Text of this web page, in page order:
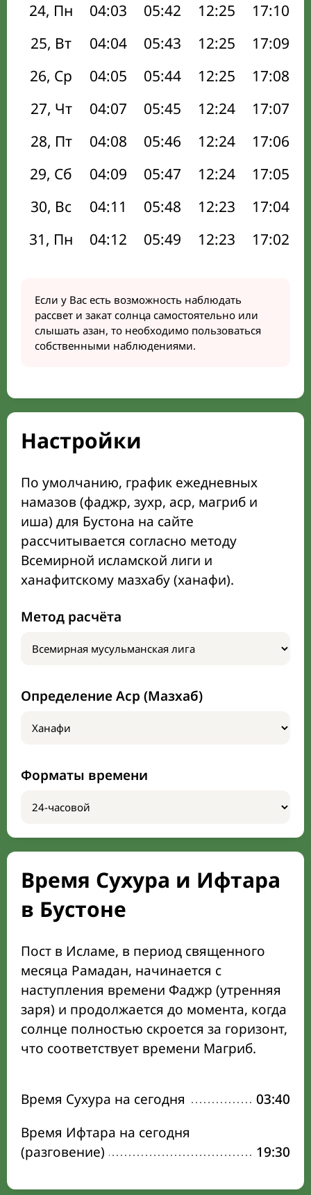
24, Пн
04:03 05:42 12:25 17:10
25, Вт
04:04 05:43 12:25 17:09
26, Ср
04:05 05:44 12:25 17:08
27, Чт
04:07 05:45 12:24 17:07
28, Пт
04:08 05:46 12:24 17:06
29, Сб
04:09 05:47 12:24 17:05
30, Вс
04:11 05:48 12:23 17:04
31, Пн
04:12 05:49 12:23 17:02
Если у Вас есть возможность наблюдать
рассвет и закат солнца самостоятельно или
слышать азан, то необходимо пользоваться
собственными наблюдениями.
Настройки
По умолчанию, график ежедневных
намазов (фаджр, зухр, аср, магриб и
иша) для Бустона на сайте
рассчитывается согласно методу
Всемирной исламской лиги и
ханафитскому мазхабу (ханафи).
Метод расчёта
Определение Аср (Мазхаб)
Форматы времени
Время Сухура и Ифтара
в Бустоне
Пост в Исламе, в период священного
месяца Рамадан, начинается с
наступления времени Фаджр (утренняя
заря) и продолжается до момента, когда
солнце полностью скроется за горизонт,
что соответствует времени Магриб.
Время Сухура на сегодня
03:40
Время Ифтара на сегодня
(разговение)
19:30